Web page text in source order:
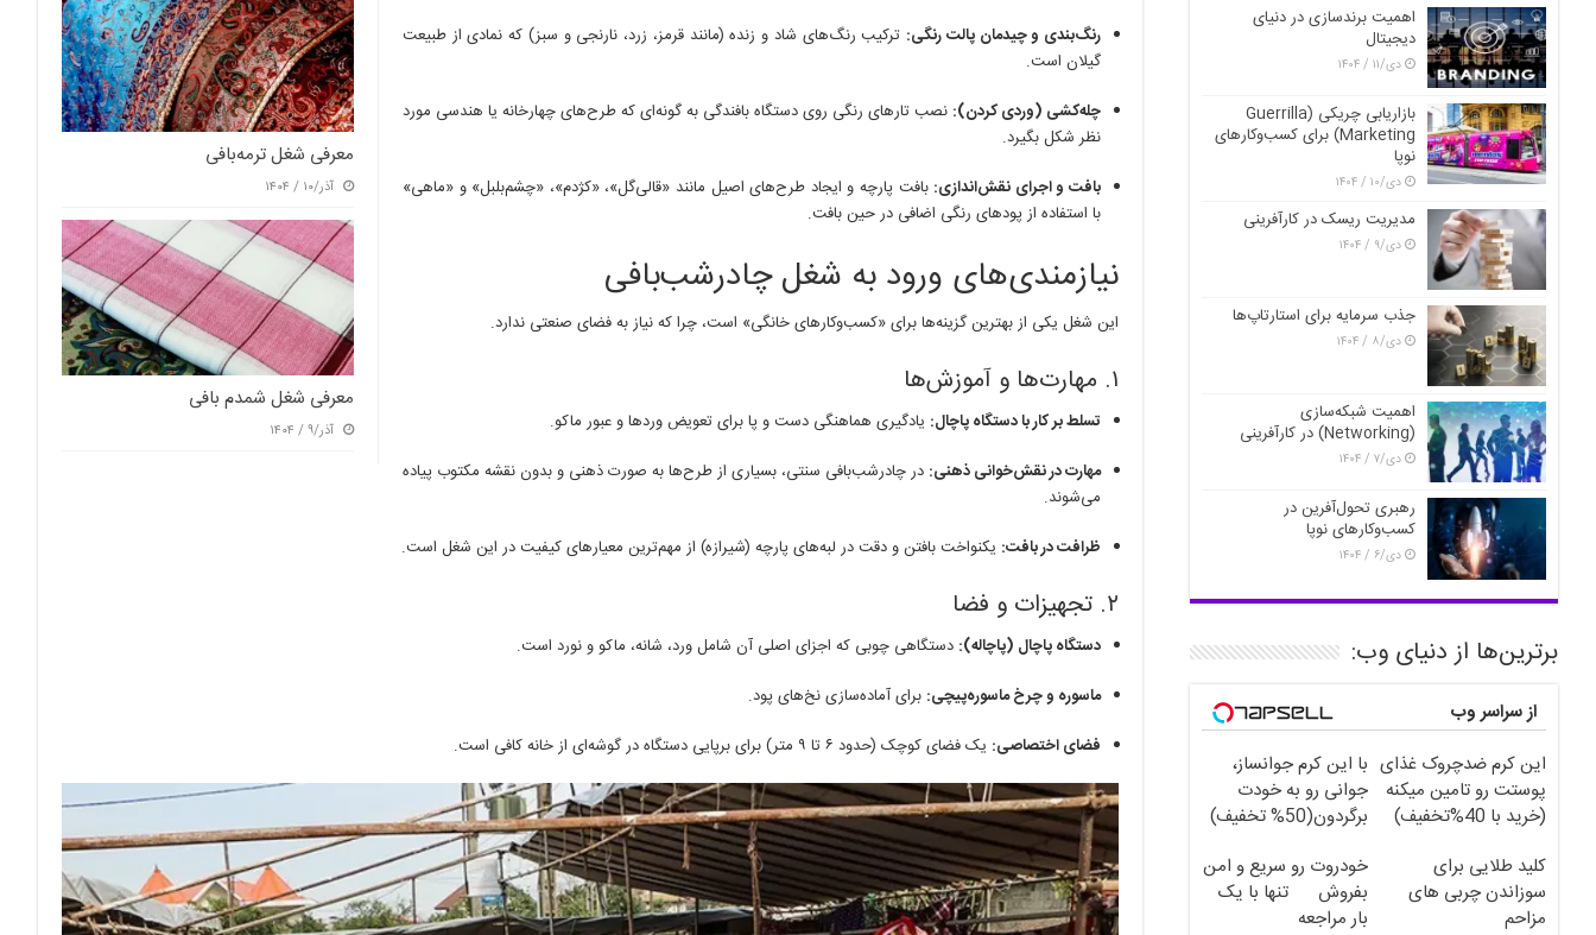
معرفی شغل ترمه‌بافی
آذر/۱۰ / ۱۴۰۴
معرفی شغل شمدم بافی
آذر/۹ / ۱۴۰۴
رنگ‌بندی و چیدمان پالت رنگی: ترکیب رنگ‌های شاد و زنده (مانند قرمز، زرد، نارنجی و سبز) که نمادی از طبیعت
گیلان است.
چله‌کشی (وردی کردن): نصب تارهای رنگی روی دستگاه بافندگی به گونه‌ای که طرح‌های چهارخانه یا هندسی مورد
نظر شکل بگیرد.
بافت و اجرای نقش‌اندازی: بافت پارچه و ایجاد طرح‌های اصیل مانند «قالی‌گل»، «کژدم»، «چشم‌بلبل» و «ماهی»
با استفاده از پودهای رنگی اضافی در حین بافت.
نیازمندی‌های ورود به شغل چادرشب‌بافی
این شغل یکی از بهترین گزینه‌ها برای «کسب‌وکارهای خانگی» است، چرا که نیاز به فضای صنعتی ندارد.
۱. مهارت‌ها و آموزش‌ها
تسلط بر کار با دستگاه پاچال: یادگیری هماهنگی دست و پا برای تعویض وردها و عبور ماکو.
مهارت در نقش‌خوانی ذهنی: در چادرشب‌بافی سنتی، بسیاری از طرح‌ها به صورت ذهنی و بدون نقشه مکتوب پیاده
می‌شوند.
ظرافت در بافت: یکنواخت بافتن و دقت در لبه‌های پارچه (شیرازه) از مهم‌ترین معیارهای کیفیت در این شغل است.
۲. تجهیزات و فضا
دستگاه پاچال (پاچاله): دستگاهی چوبی که اجزای اصلی آن شامل ورد، شانه، ماکو و نورد است.
ماسوره و چرخ ماسوره‌پیچی: برای آماده‌سازی نخ‌های پود.
فضای اختصاصی: یک فضای کوچک (حدود ۶ تا ۹ متر) برای برپایی دستگاه در گوشه‌ای از خانه کافی است.
اهمیت برندسازی در دنیای
دیجیتال
دی/۱۱ / ۱۴۰۴
بازاریابی چریکی (Guerrilla
Marketing) برای کسب‌وکارهای
نوپا
دی/۱۰ / ۱۴۰۴
مدیریت ریسک در کارآفرینی
دی/۹ / ۱۴۰۴
جذب سرمایه برای استارتاپ‌ها
دی/۸ / ۱۴۰۴
اهمیت شبکه‌سازی
(Networking) در کارآفرینی
دی/۷ / ۱۴۰۴
رهبری تحول‌آفرین در
کسب‌وکارهای نوپا
دی/۶ / ۱۴۰۴
برترین‌ها از دنیای وب:
از سراسر وب
این کرم ضدچروک غذای
پوستت رو تامین میکنه
(خرید با 40%تخفیف)
با این کرم جوانساز،
جوانی رو به خودت
برگردون(50% تخفیف)
کلید طلایی برای
سوزاندن چربی های
مزاحم
خودروت رو سریع و امن
بفروش
تنها با یک
بار مراجعه